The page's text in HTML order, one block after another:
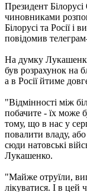
Президент
чиновниками
Білорусі та Росії
повідомив
На думку Лукашенка,
був розрахунок на
а в Росії йтиме
"Відмінності між
побачите - їх може
тому, що в нас у
повалити владу,
сюди натовські
Лукашенко.
"Майже отруїли,
лікуватися. І в цей